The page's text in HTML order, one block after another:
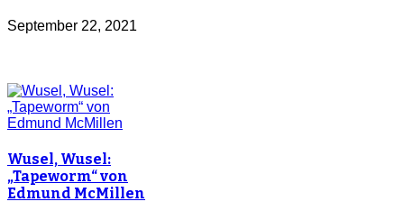
September 22, 2021
Wusel, Wusel:
„Tapeworm“ von
Edmund McMillen